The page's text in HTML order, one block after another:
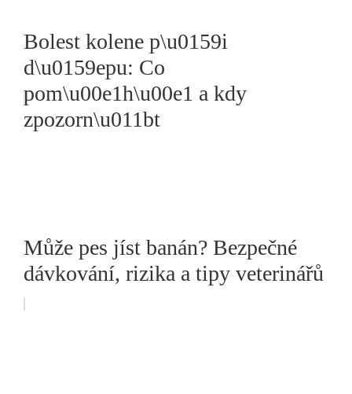
Bolest kolene p\u0159i
d\u0159epu: Co
pom\u00e1h\u00e1 a kdy
zpozorn\u011bt
Může pes jíst banán? Bezpečné
dávkování, rizika a tipy veterinářů